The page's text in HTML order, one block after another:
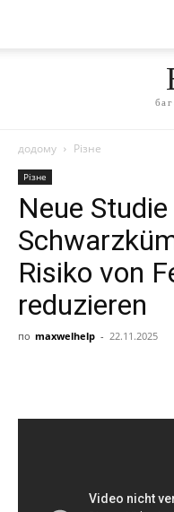
додому Різне
Різне
Neue
Risiko von
reduzieren
по maxwelhelp - 22.11.2025